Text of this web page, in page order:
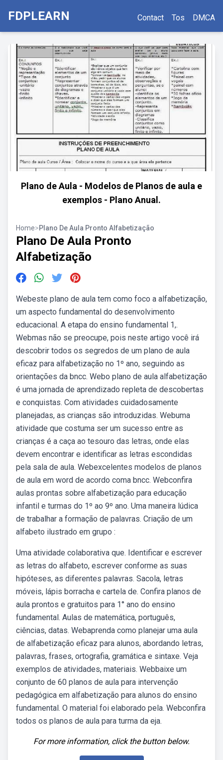
FDPLEARN Contact Tos DMCA
Plano de Aula - Modelos de Planos de aula e
exemplos - Plano Anual.
Home>Plano De Aula Pronto Alfabetização
Plano De Aula Pronto
Alfabetização
Webeste plano de aula tem como foco a alfabetização,
um aspecto fundamental do desenvolvimento
educacional. A etapa do ensino fundamental 1,.
Webmas não se preocupe, pois neste artigo você irá
descobrir todos os segredos de um plano de aula
eficaz para alfabetização no 1º ano, seguindo as
orientações da bncc. Webo plano de aula alfabetização
é uma jornada de aprendizado repleta de descobertas
e conquistas. Com atividades cuidadosamente
planejadas, as crianças são introduzidas. Webuma
atividade que costuma ser um sucesso entre as
crianças é a caça ao tesouro das letras, onde elas
devem encontrar e identificar as letras escondidas
pela sala de aula. Webexcelentes modelos de planos
de aula em word de acordo coma bncc. Webconfira
aulas prontas sobre alfabetização para educação
infantil e turmas do 1º ao 9º ano. Uma maneira lúdica
de trabalhar a formação de palavras. Criação de um
alfabeto ilustrado em grupo :
Uma atividade colaborativa que. Identificar e escrever
as letras do alfabeto, escrever conforme as suas
hipóteses, as diferentes palavras. Sacola, letras
móveis, lápis borracha e cartela de. Confira planos de
aula prontos e gratuitos para 1° ano do ensino
fundamental. Aulas de matemática, português,
ciências, datas. Webaprenda como planejar uma aula
de alfabetização eficaz para alunos, abordando letras,
palavras, frases, ortografia, gramática e sintaxe. Veja
exemplos de atividades, materiais. Webbaixe um
conjunto de 60 planos de aula para intervenção
pedagógica em alfabetização para alunos do ensino
fundamental. O material foi elaborado pela. Webconfira
todos os planos de aula para turma da eja.
For more information, click the button below.